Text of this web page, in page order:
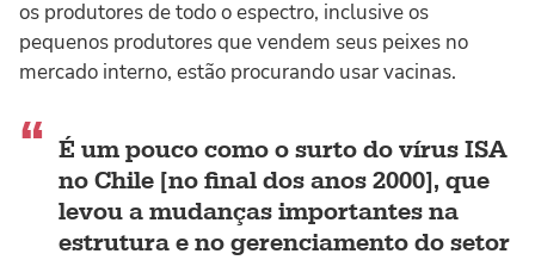
os produtores de todo o espectro, inclusive os
pequenos produtores que vendem seus peixes no
mercado interno, estão procurando usar vacinas.
É um pouco como o surto do vírus ISA
no Chile [no final dos anos 2000], que
levou a mudanças importantes na
estrutura e no gerenciamento do setor